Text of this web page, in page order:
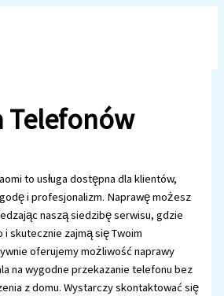
Telefonów
to usługa dostępna dla klientów,
i profesjonalizm. Naprawę możesz
naszą siedzibę serwisu, gdzie
i skutecznie zajmą się Twoim
oferujemy możliwość naprawy
na wygodne przekazanie telefonu bez
z domu. Wystarczy skontaktować się